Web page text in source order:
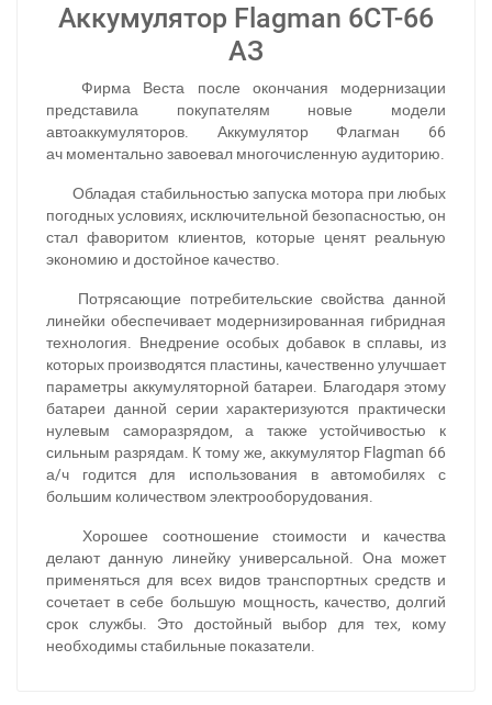
Аккумулятор Flagman 6СТ-66
АЗ
Фирма Веста после окончания модернизации
представила покупателям новые модели
автоаккумуляторов. АккумуляторФлагман 66
ач моментально завоевал многочисленную аудиторию.
Обладая стабильностью запуска мотора при любых
погодных условиях, исключительной безопасностью, он
стал фаворитом клиентов, которые ценят реальную
экономию и достойное качество.
Потрясающие потребительские свойства данной
линейки обеспечивает модернизированная гибридная
технология. Внедрение особых добавок в сплавы, из
которых производятся пластины, качественно улучшает
параметры аккумуляторной батареи. Благодаря этому
батареи данной серии характеризуются практически
нулевым саморазрядом, а также устойчивостью к
сильным разрядам. К тому же, аккумулятор Flagman 66
а/ч годится для использования в автомобилях с
большим количеством электрооборудования.
Хорошее соотношение стоимости и качества
делают данную линейку универсальной. Она может
применяться для всех видов транспортных средств и
сочетает в себе большую мощность, качество, долгий
срок службы. Это достойный выбор для тех, кому
необходимы стабильные показатели.